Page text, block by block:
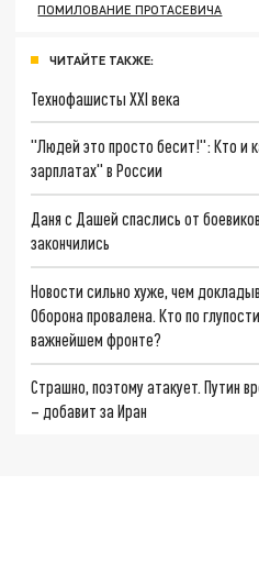
ПОМИЛОВАНИЕ ПРОТАСЕВИЧА
ЧИТАЙТЕ ТАКЖЕ:
Технофашисты XXI века
"Людей это просто бесит!": Кто и
зарплатах" в России
Даня с Дашей спаслись от
закончились
Новости сильно хуже, чем
Оборона провалена. Кто по
важнейшем фронте?
Страшно, поэтому атакует. Путин
– добавит за Иран